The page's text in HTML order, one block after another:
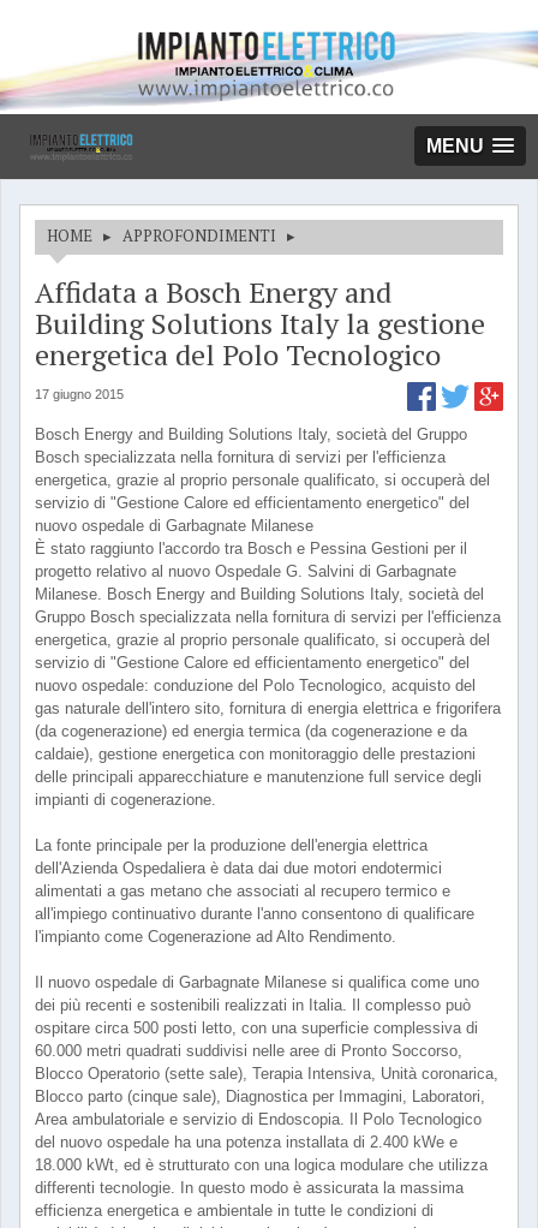
MENU
HOME ▸ APPROFONDIMENTI ▸
Affidata a Bosch Energy and
Building Solutions Italy la gestione
energetica del Polo Tecnologico
17 giugno 2015
Bosch Energy and Building Solutions Italy, società del Gruppo
Bosch specializzata nella fornitura di servizi per l'efficienza
energetica, grazie al proprio personale qualificato, si occuperà del
servizio di "Gestione Calore ed efficientamento energetico" del
nuovo ospedale di Garbagnate Milanese
È stato raggiunto l'accordo tra Bosch e Pessina Gestioni per il
progetto relativo al nuovo Ospedale G. Salvini di Garbagnate
Milanese. Bosch Energy and Building Solutions Italy, società del
Gruppo Bosch specializzata nella fornitura di servizi per l'efficienza
energetica, grazie al proprio personale qualificato, si occuperà del
servizio di "Gestione Calore ed efficientamento energetico" del
nuovo ospedale: conduzione del Polo Tecnologico, acquisto del
gas naturale dell'intero sito, fornitura di energia elettrica e frigorifera
(da cogenerazione) ed energia termica (da cogenerazione e da
caldaie), gestione energetica con monitoraggio delle prestazioni
delle principali apparecchiature e manutenzione full service degli
impianti di cogenerazione.
La fonte principale per la produzione dell'energia elettrica
dell'Azienda Ospedaliera è data dai due motori endotermici
alimentati a gas metano che associati al recupero termico e
all'impiego continuativo durante l'anno consentono di qualificare
l'impianto come Cogenerazione ad Alto Rendimento.
Il nuovo ospedale di Garbagnate Milanese si qualifica come uno
dei più recenti e sostenibili realizzati in Italia. Il complesso può
ospitare circa 500 posti letto, con una superficie complessiva di
60.000 metri quadrati suddivisi nelle aree di Pronto Soccorso,
Blocco Operatorio (sette sale), Terapia Intensiva, Unità coronarica,
Blocco parto (cinque sale), Diagnostica per Immagini, Laboratori,
Area ambulatoriale e servizio di Endoscopia. Il Polo Tecnologico
del nuovo ospedale ha una potenza installata di 2.400 kWe e
18.000 kWt, ed è strutturato con una logica modulare che utilizza
differenti tecnologie. In questo modo è assicurata la massima
efficienza energetica e ambientale in tutte le condizioni di